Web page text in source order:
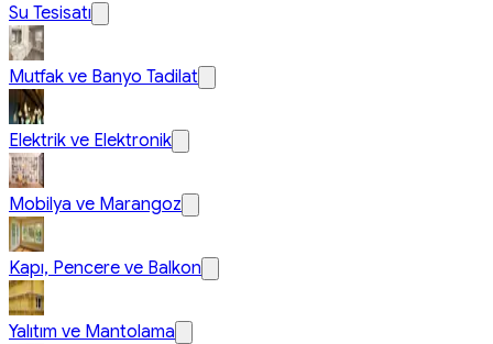
Su Tesisatı
Mutfak ve Banyo Tadilat
Elektrik ve Elektronik
Mobilya ve Marangoz
Kapı, Pencere ve Balkon
Yalıtım ve Mantolama